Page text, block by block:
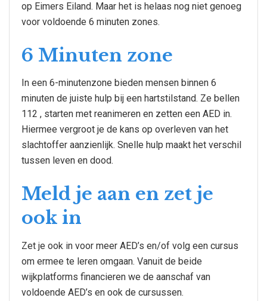
op Eimers Eiland. Maar het is helaas nog niet genoeg
voor voldoende 6 minuten zones.
6 Minuten zone
In een 6-minutenzone bieden mensen binnen 6
minuten de juiste hulp bij een hartstilstand. Ze bellen
112 , starten met reanimeren en zetten een AED in.
Hiermee vergroot je de kans op overleven van het
slachtoffer aanzienlijk. Snelle hulp maakt het verschil
tussen leven en dood.
Meld je aan en zet je
ook in
Zet je ook in voor meer AED’s en/of volg een cursus
om ermee te leren omgaan. Vanuit de beide
wijkplatforms financieren we de aanschaf van
voldoende AED’s en ook de cursussen.